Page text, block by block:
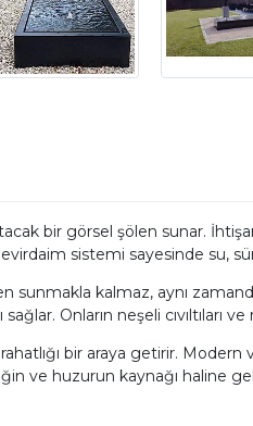
bir görsel şölen sunar.
devirdaim sistemi sayesinde
kalmaz, aynı
Onların neşeli
bir araya getirir.
ve huzurun kaynağı haline